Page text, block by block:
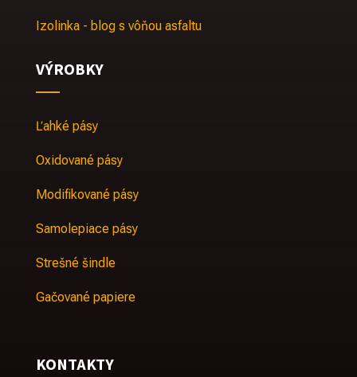
Izolinka - blog s vôňou asfaltu
VÝROBKY
Ľahké pásy
Oxidované pásy
Modifikované pásy
Samolepiace pásy
Strešné šindle
Gačované papiere
KONTAKTY